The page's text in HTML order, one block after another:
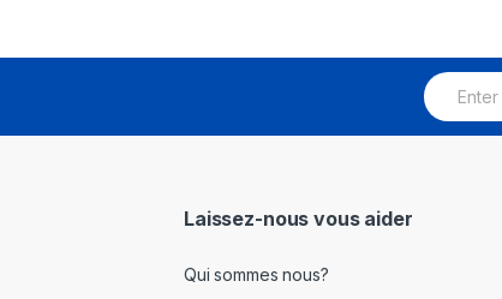
E
m
Laissez-nous vous aider
Qui sommes nous?